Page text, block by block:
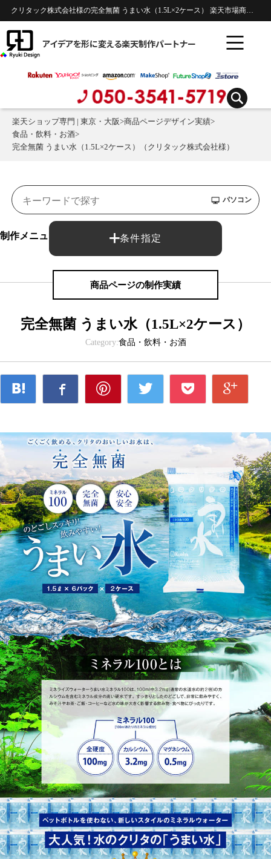
クリタック株式会社様の完全無菌 うまい水（1.5L×2ケース） 楽天市場商品ページのデザイン制作実績 | 食品・飲料・お酒
アイデアを形に変える楽天制作パートナー
楽天ショップ専門 | 東京・大阪>商品ページデザイン実績>
食品・飲料・お酒>
完全無菌 うまい水（1.5L×2ケース）（クリタック株式会社様）
条件指定
パソコン
制作メニュー： 商品ページ
商品ページの制作実績
完全無菌 うまい水（1.5L×2ケース）
Category:食品・飲料・お酒